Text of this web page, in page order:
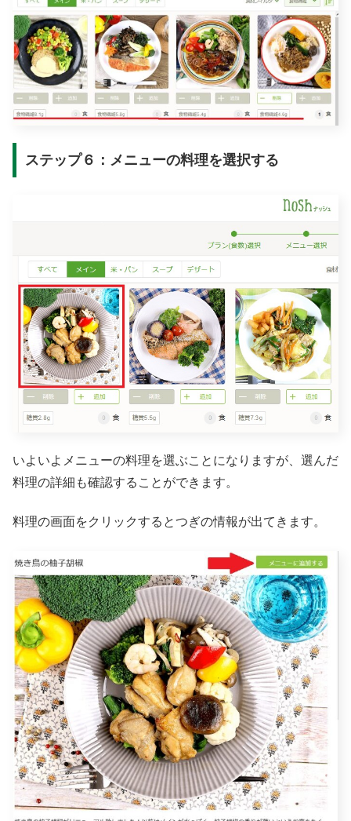
ステップ６：メニューの料理を選択する
いよいよメニューの料理を選ぶことになりますが、選んだ
料理の詳細も確認することができます。
料理の画面をクリックするとつぎの情報が出てきます。